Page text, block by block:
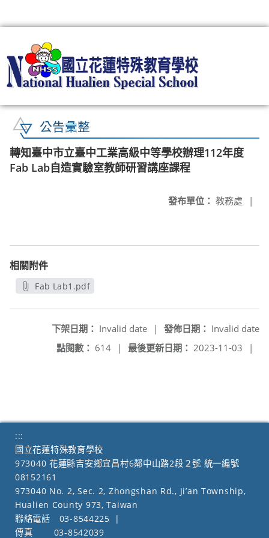
公告彙整
轉知臺中市立臺中工業高級中等學校辦理112年度
Fab Lab自造實驗室教師研習講座課程
發布單位： 教務處 |
相關附件
Fab Lab1.pdf
發佈日期： Invalid date
下架日期： Invalid date
|
最後更新日期： 2023-11-03 |
點閱數： 614 |
:::
國立花蓮特殊教育學校
973040 花蓮縣吉安鄉宜昌村6鄰中山路2段２號 統一編號
08152161
973040 No. 2, Sec. 2, Zhongshan Rd., Ji’an Township,
Hualien County 973, Taiwan
聯絡電話
03-8544225
|
傳真
03-8542039